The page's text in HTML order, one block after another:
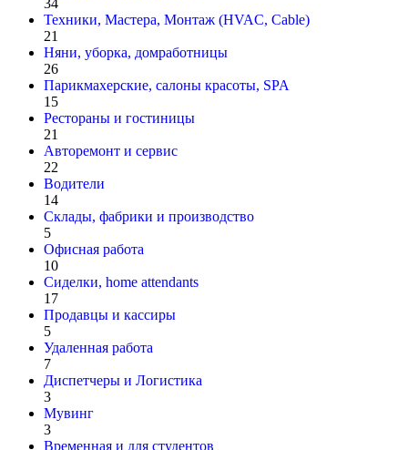
Техники, Мастера, Монтаж (HVAC, Cable)
21
Няни, уборка, домработницы
26
Парикмахерские, салоны красоты, SPA
15
Рестораны и гостиницы
21
Авторемонт и cервис
22
Водители
14
Склады, фабрики и производство
5
Офисная работа
10
Сиделки, home attendants
17
Продавцы и кассиры
5
Удаленная работа
7
Диспетчеры и Логистика
3
Мувинг
3
Временная и для студентов